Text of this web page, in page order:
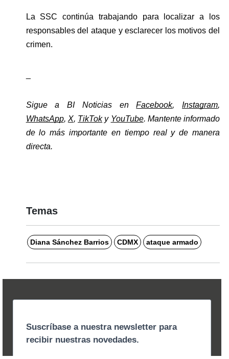
La SSC continúa trabajando para localizar a los
responsables del ataque y esclarecer los motivos del
crimen.
Sigue a BI Noticias en Facebook, Instagram,
WhatsApp, X, TikTok y YouTube. Mantente informado
de lo más importante en tiempo real y de manera
directa.
Temas
Diana Sánchez Barrios CDMX ataque armado